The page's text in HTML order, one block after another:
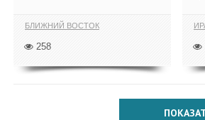
БЛИЖНИЙ ВОСТОК
258